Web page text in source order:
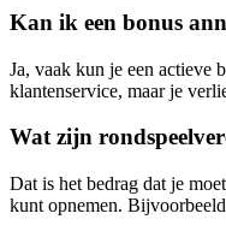
Kan ik een bonus
Ja, vaak kun je een actieve
klantenservice, maar je
Wat zijn
Dat is het bedrag dat je
kunt opnemen.